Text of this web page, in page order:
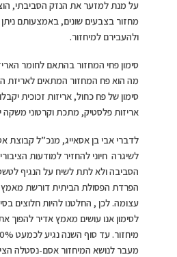
על מנת למזער את הנזק הסביבתי,
מחזור בצבעים שונים, באמצעותם ניתן
ולהעבירם למיחזור.
סימון פחי המחזור בהתאם לחומר
מה הוא פח המחזור המתאים לאריזת
סימון של פח כחול, אריזות זכוכית
אריזות פלסטיק, מתכת וקרטוני משקה
לדברי אבי בן אסאייג, מנכ”ל
לשיגרה חיוני להחזיר למודעות
הסביבה ולא לתת לשיח על הנגיף
הפרדת הפסולת הביתית דורשת
עצומה. לכן , החלטנו להיות חלוצים
לסימון אנו עושים מאמץ אדיר להפוך
מעבר לנושא המיחזור אסם-נסטלה